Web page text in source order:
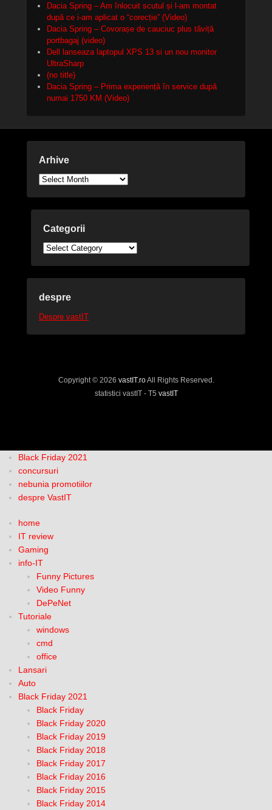
Dacia Spring – Am înlocuit scutul și l-am montat
după ce i-am aplicat o “corecție” (Video)
Dacia Spring – Covorașe de cauciuc plus tăviță
portbagaj (video)
Dell lanseaza laptopul XPS 13 si un nou monitor
UltraSharp
(no title)
Dacia Spring – Prima experiență în service după
numai 1750 KM (Video)
Arhive
Arhive
Categorii
Categorii
despre
Despre vastIT
Copyright © 2026 vastIT.roAll Rights Reserved.
statistici vastIT - T5 vastIT
Black Friday 2021
concursuri
nebunia promotiilor
despre VastIT
home
IT review
Gaming
info-IT
Funny Pictures
Video Funny
DePeNet
Tutoriale
windows
cmd
office
Lansari
Auto
Black Friday 2021
Black Friday
Black Friday 2020
Black Friday 2019
Black Friday 2018
Black Friday 2017
Black Friday 2016
Black Friday 2015
Black Friday 2014